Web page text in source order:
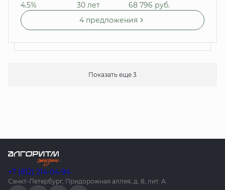
4.5% 30 лет 68 796 руб.
4 предложения
Показать еще 3
+7 (812) 214-04-94
Санкт-Петербург, Придорожная аллея, д. 8, лит. А